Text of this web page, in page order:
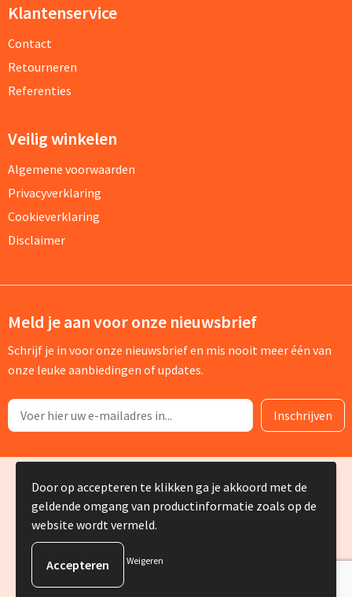
Klantenservice
Contact
Retourneren
Referenties
Veilig winkelen
Algemene voorwaarden
Privacyverklaring
Cookieverklaring
Disclaimer
Meld je aan voor onze nieuwsbrief
Schrijf je in voor onze nieuwsbrief en mis nooit meer één van
onze leuke aanbiedingen of updates.
© Copyright Silvia Bruin reclame-advies 2025
Door op accepteren te klikken ga je akkoord met de
geldende omgang van productinformatie zoals op de
website wordt vermeld.
Weigeren